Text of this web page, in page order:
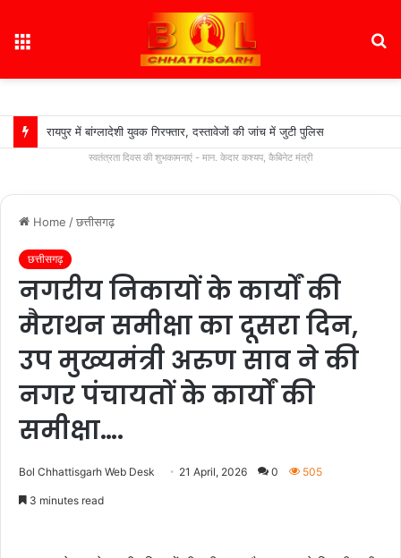
रायपुर में बांग्लादेशी युवक गिरफ्तार, दस्तावेजों की जांच में जुटी पुलिस
स्वतंत्रता दिवस की शुभकामनाएं - मान. केदार कश्यप, कैबिनेट मंत्री
Home /छत्तीसगढ़
छत्तीसगढ़
नगरीय निकायों के कार्यों की
मैराथन समीक्षा का दूसरा दिन,
उप मुख्यमंत्री अरुण साव ने की
नगर पंचायतों के कार्यों की
समीक्षा….
Bol Chhattisgarh Web Desk 21 April, 2026 0 505
3 minutes read